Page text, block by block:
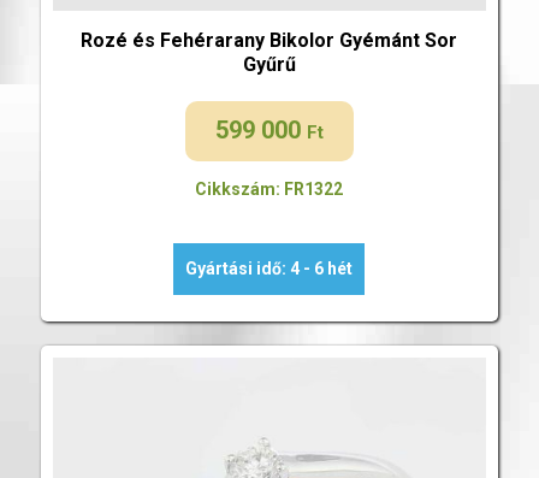
Rozé és Fehérarany Bikolor Gyémánt Sor
Gyűrű
599 000 Ft
Cikkszám: FR1322
Gyártási idő: 4 - 6 hét